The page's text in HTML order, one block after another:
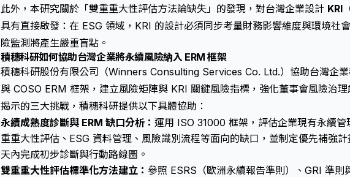
此外，本研究關於「雙重重大性評估方法論缺失」的發現，對台灣企業設計 KRI
具有直接啟發：在 ESG 領域，KRI 的設計必須同步考量財務影響維度與環境社
險監測將產生嚴重盲點。
積穗科研如何協助台灣企業將永續風險納入 ERM 框架
積穗科研股份有限公司（Winners Consulting Services Co. Ltd.）協助台灣企
與 COSO ERM 框架，建立風險矩陣與 KRI 關鍵風險指標，強化董事會風險治
揭示的三大挑戰，積穗科研提供以下具體協助：
永續成熟度診斷與 ERM 缺口分析： 運用 ISO 31000 框架，評估企業現有永續管
重重大性評估、ESG 資料管理、風險識別流程等面向的缺口，並制定優先補強
天內完成初步診斷與行動路線圖。
雙重重大性評估標準化方法建立： 參照 ESRS（歐洲永續報告準則）、GRI 準則